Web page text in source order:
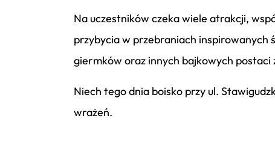
Na uczestników czeka wiele atrakcji,
przybycia w przebraniach inspirowanych
giermków oraz innych bajkowych
Niech tego dnia boisko przy ul.
wrażeń.